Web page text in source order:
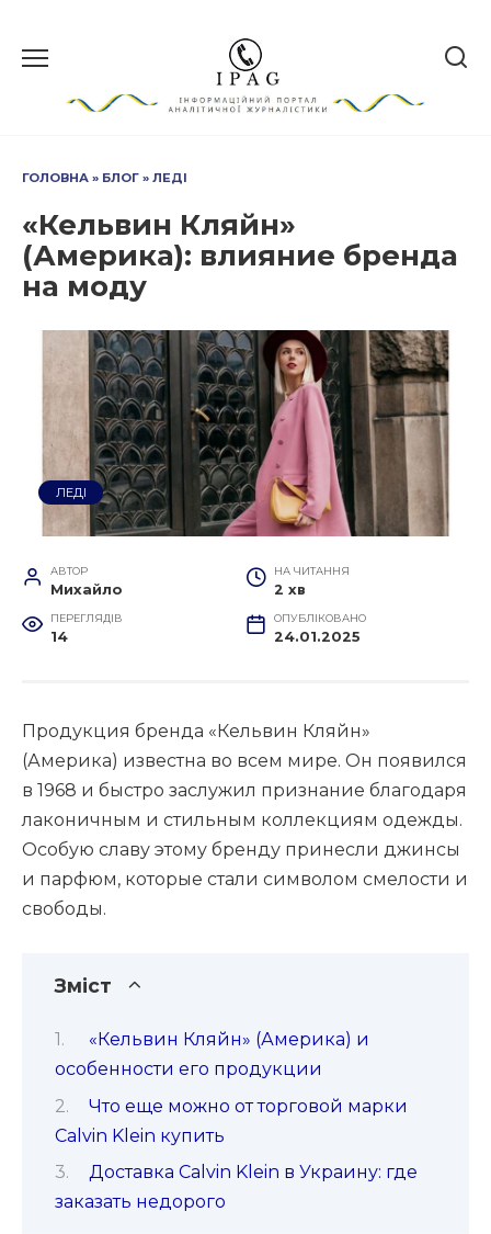
вмісту
ГОЛОВНА » БЛОГ » ЛЕДІ
«Кельвин Кляйн»
(Америка): влияние бренда
на моду
ЛЕДІ
АВТОР
Михайло
НА ЧИТАННЯ
2 хв
ПЕРЕГЛЯДІВ
14
ОПУБЛІКОВАНО
24.01.2025
Продукция бренда «Кельвин Кляйн»
(Америка) известна во всем мире. Он появился
в 1968 и быстро заслужил признание благодаря
лаконичным и стильным коллекциям одежды.
Особую славу этому бренду принесли джинсы
и парфюм, которые стали символом смелости и
свободы.
Зміст
«Кельвин Кляйн» (Америка) и
особенности его продукции
Что еще можно от торговой марки
Calvin Klein купить
Доставка Calvin Klein в Украину: где
заказать недорого